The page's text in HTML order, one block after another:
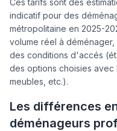
Ces tarifs sont des
indicatif pour des
métropolitaine en 2025-
volume réel à
des conditions d'accés
des options choisies
meubles, etc.).
Les différences
déménageurs